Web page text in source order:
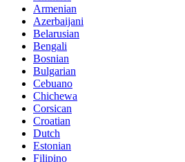
Armenian
Azerbaijani
Belarusian
Bengali
Bosnian
Bulgarian
Cebuano
Chichewa
Corsican
Croatian
Dutch
Estonian
Filipino